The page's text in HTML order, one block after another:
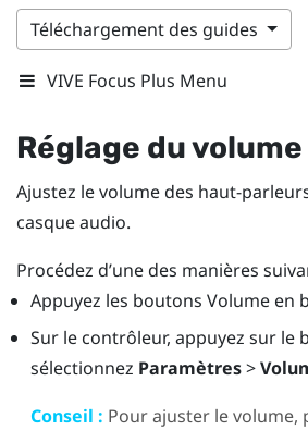
Téléchargement des guides
VIVE Focus Plus Menu
Réglage du volume
Ajustez le volume des haut-
casque audio.
Procédez d’une des manières
Appuyez les boutons Volumeen
Sur le contrôleur, appuyez sur le
sélectionnez Paramètres>
Conseil : Pour ajuster le volume,